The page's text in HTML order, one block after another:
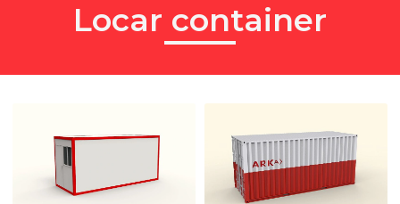
Locar container